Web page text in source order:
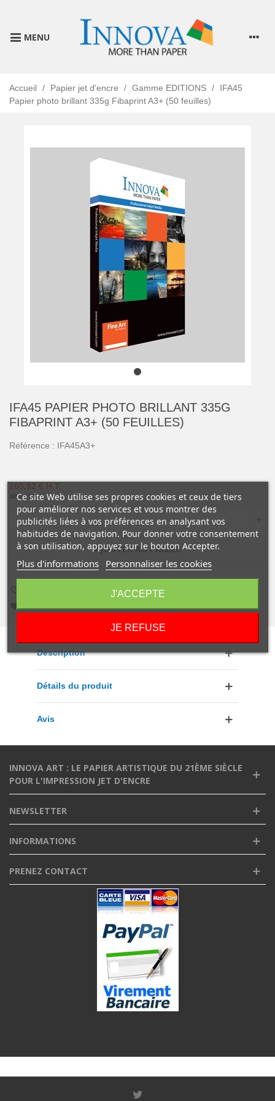
MENU
Accueil / Papier jet d'encre / Gamme EDITIONS /
IFA45
Papier photo brillant 335g Fibaprint A3+ (50 feuilles)
IFA45 PAPIER PHOTO BRILLANT 335G
FIBAPRINT A3+ (50 FEUILLES)
Référence : IFA45A3+
205,92 € H.T.
247,10 € T.T.C.
- +
AJOUTER AU PANIER
AJOUTER À LA COMPARAISON
AJOUTER À LA LISTE DE SOUHAITS
Description
Détails du produit
Avis
INNOVA ART : LE PAPIER ARTISTIQUE DU 21ÈME SIÈCLE
POUR L'IMPRESSION JET D'ENCRE
NEWSLETTER
INFORMATIONS
PRENEZ CONTACT
Ce site Web utilise ses propres cookies et ceux de tiers
pour améliorer nos services et vous montrer des
publicités liées à vos préférences en analysant vos
habitudes de navigation. Pour donner votre consentement
à son utilisation, appuyez sur le bouton Accepter.
Plus d'informations Personnaliser les cookies
JE REFUSE
J'ACCEPTE